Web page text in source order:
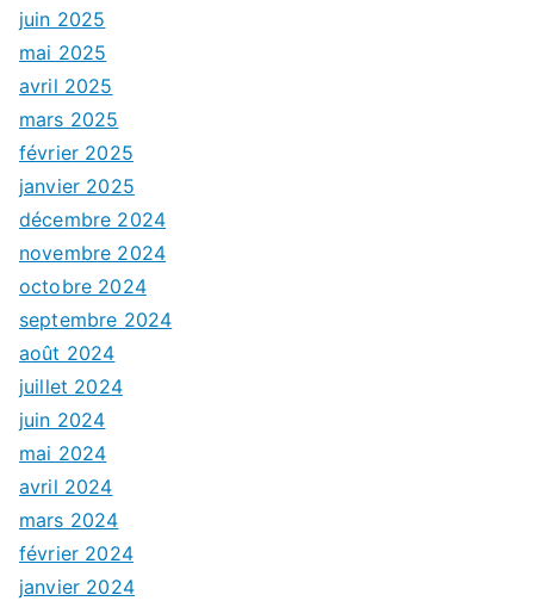
juin 2025
mai 2025
avril 2025
mars 2025
février 2025
janvier 2025
décembre 2024
novembre 2024
octobre 2024
septembre 2024
août 2024
juillet 2024
juin 2024
mai 2024
avril 2024
mars 2024
février 2024
janvier 2024